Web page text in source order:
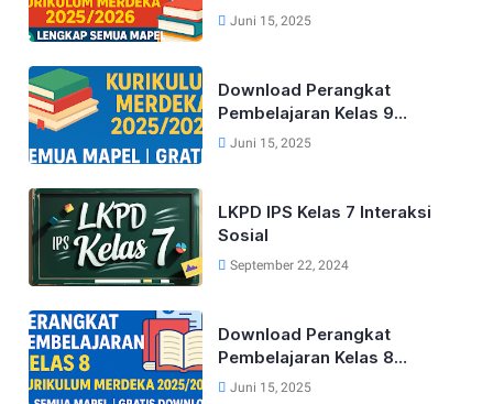
Kurikulum Merdeka Lengkap
Juni 15, 2025
Download Perangkat
Pembelajaran Kelas 9
Kurikulum Merdeka Lengkap
Juni 15, 2025
LKPD IPS Kelas 7 Interaksi
Sosial
September 22, 2024
Download Perangkat
Pembelajaran Kelas 8
Kurikulum Merdeka Lengkap
Juni 15, 2025